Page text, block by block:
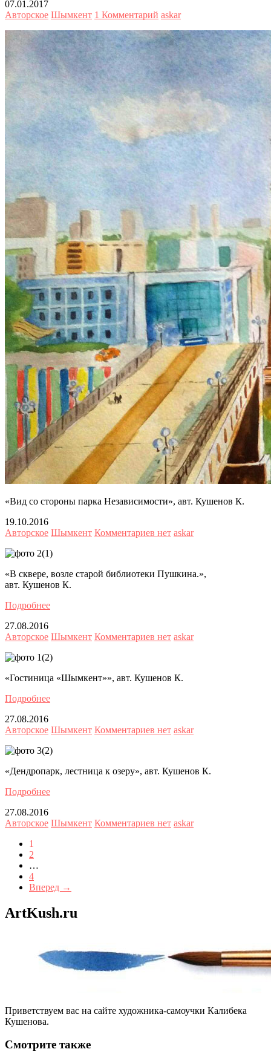
07.01.2017
Авторское Шымкент 1 Комментарий askar
«Вид со стороны парка Независимости», авт. Кушенов К.
19.10.2016
Авторское Шымкент Комментариев нет askar
«В сквере, возле старой библиотеки Пушкина.»,
авт. Кушенов К.
Подробнее
27.08.2016
Авторское Шымкент Комментариев нет askar
«Гостиница «Шымкент»», авт. Кушенов К.
Подробнее
27.08.2016
Авторское Шымкент Комментариев нет askar
«Дендропарк, лестница к озеру», авт. Кушенов К.
Подробнее
27.08.2016
Авторское Шымкент Комментариев нет askar
1
2
…
4
Вперед →
ArtKush.ru
Приветствуем вас на сайте художника-самоучки Калибека
Кушенова.
Смотрите также